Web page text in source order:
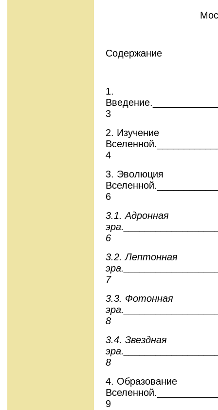
Содержание
1.
3
2. Изучение
4
3. Эволюция
6
3.1. Адронная
6
3.2. Лептонная
7
3.3. Фотонная
8
3.4. Звездная
8
4. Образование
9